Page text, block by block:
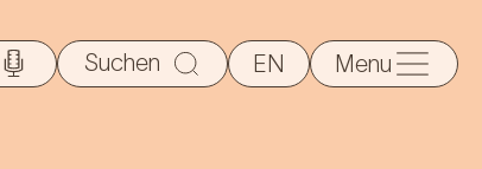
Suche
nach:
EN Menu